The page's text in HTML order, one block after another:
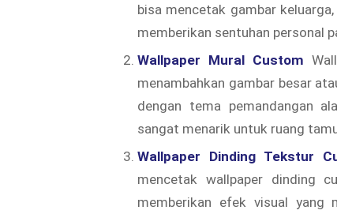
bisa mencetak gambar
memberikan sentuhan personal
Wallpaper Mural Custom
menambahkan gambar besar
dengan tema pemandangan
sangat menarik untuk ruang
Wallpaper Dinding Tekstur
mencetak wallpaper dinding
memberikan efek visual yang